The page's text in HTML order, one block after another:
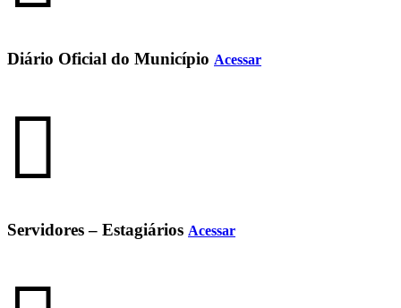
Diário Oficial do Município Acessar
Servidores – Estagiários Acessar